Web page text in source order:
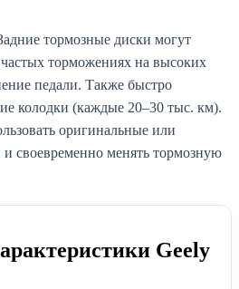
тормозные диски могут
торможениях на высоких
педали. Также быстро
колодки (каждые 20–30 тыс. км).
оригинальные или
и своевременно менять тормозную
Geely